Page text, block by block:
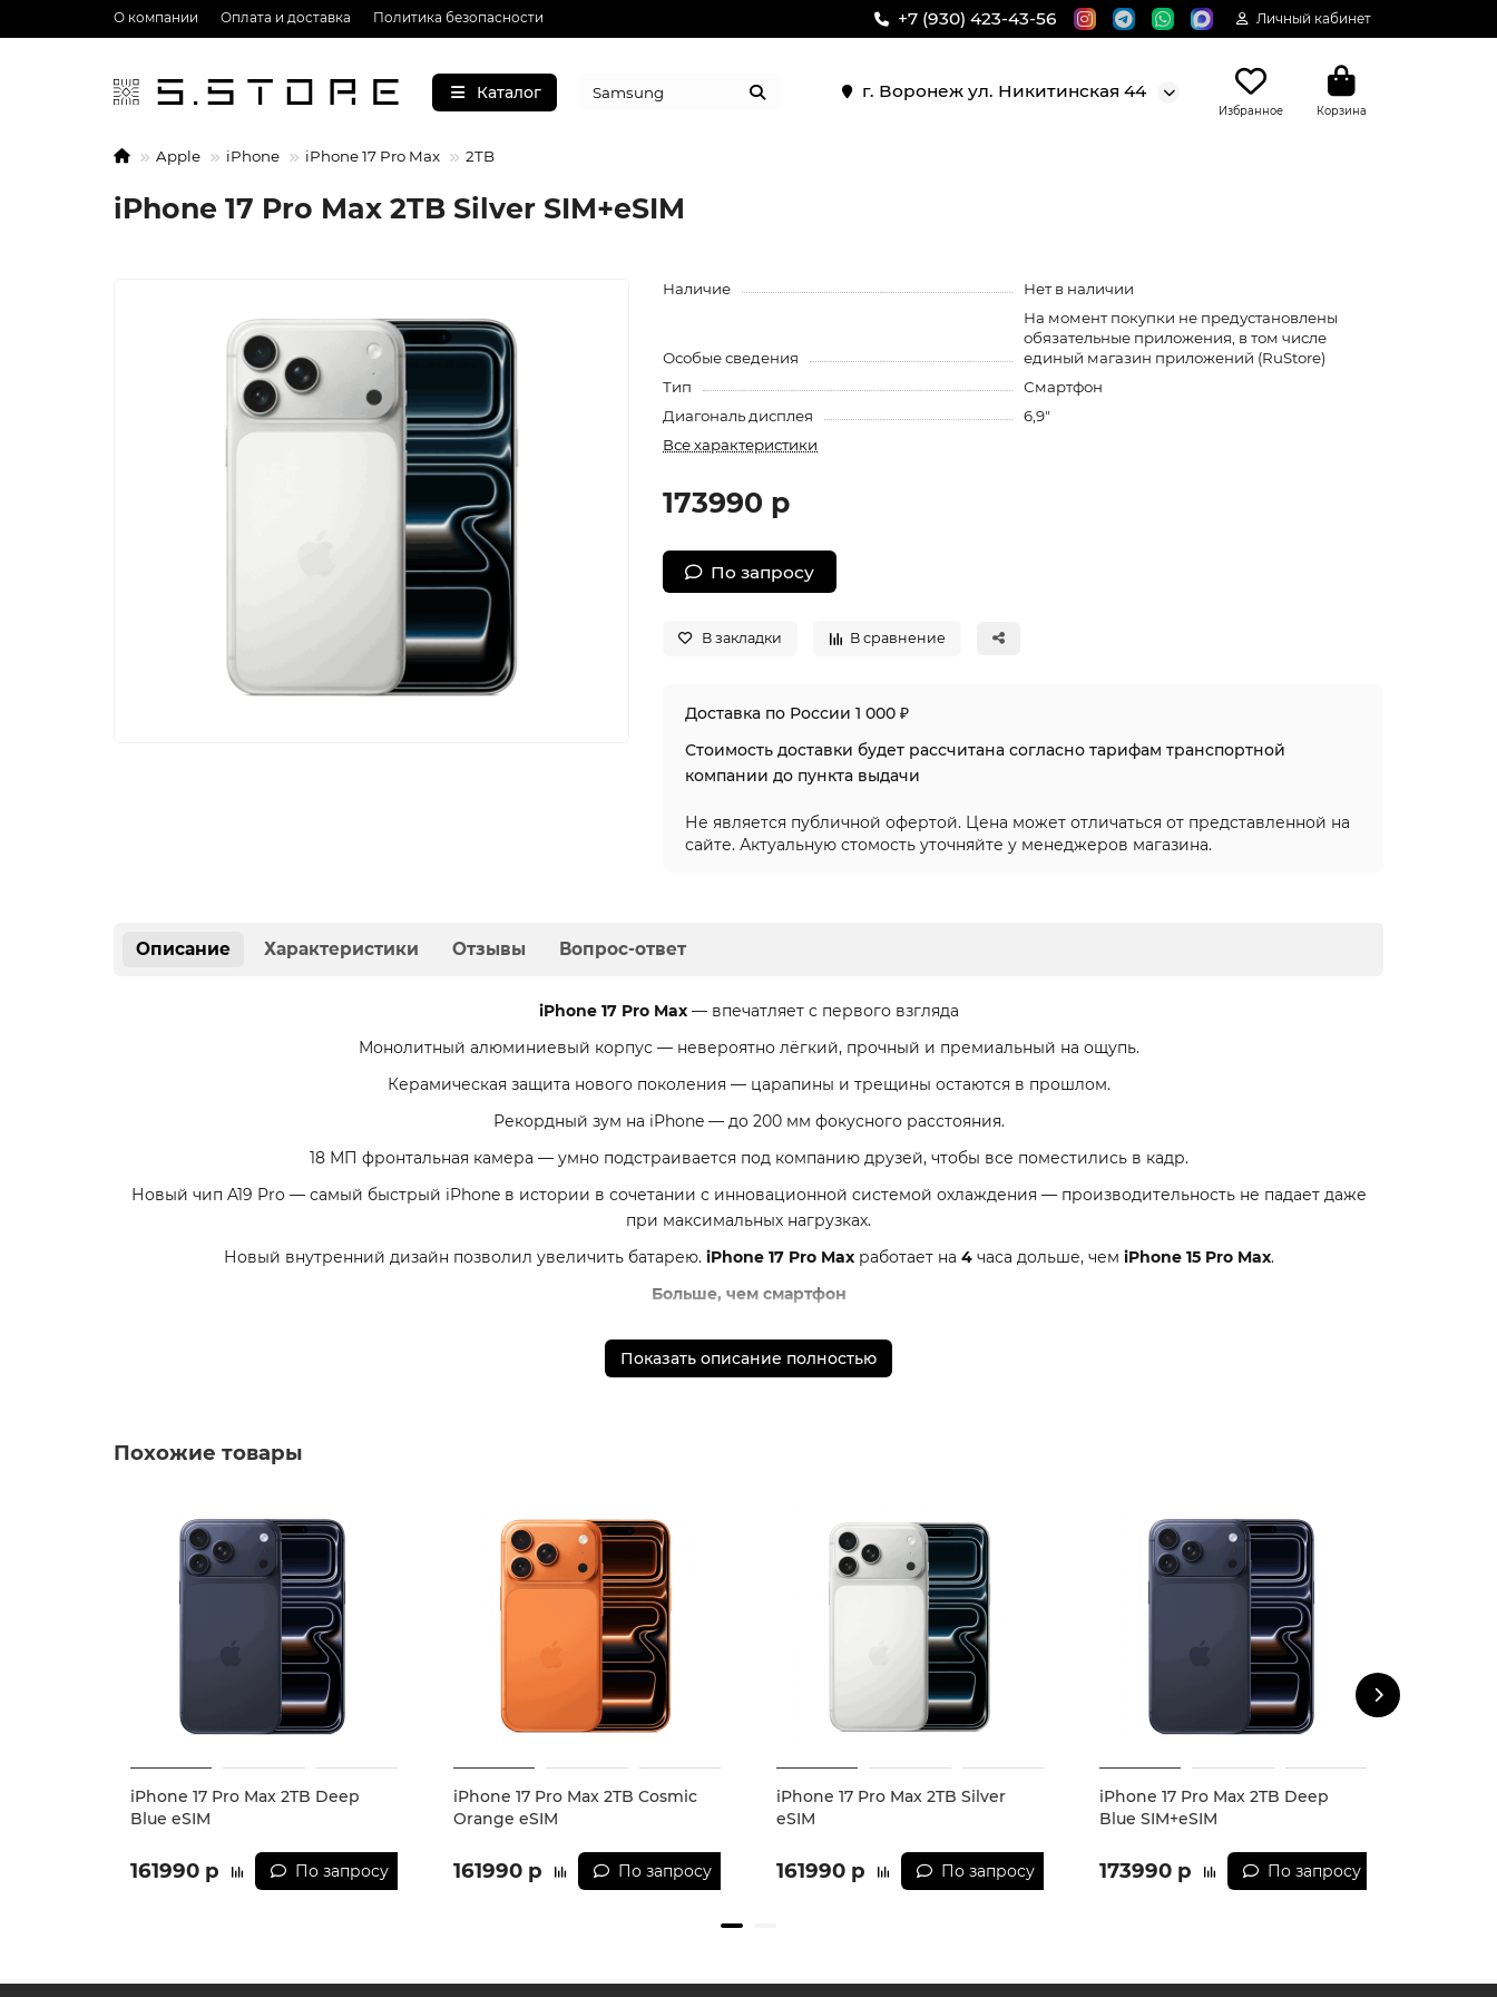
О компании Оплата и доставка Политика безопасности +7 (930) 423-43-56 Личный кабинет
Каталог г. Воронеж ул. Никитинская 44
Избранное Корзина
Apple iPhone iPhone 17 Pro Max 2TB
iPhone 17 Pro Max 2TB Silver SIM+eSIM
Наличие Нет в наличии
Особые сведения
На момент покупки не предустановлены
обязательные приложения, в том числе
единый магазин приложений (RuStore)
Тип
Смартфон
Диагональ дисплея
6,9"
Все характеристики
173990 р
По запросу
В закладки В сравнение
Доставка по России 1 000 ₽
Стоимость доставки будет рассчитана согласно тарифам транспортной
компании до пункта выдачи
Не является публичной офертой. Цена может отличаться от представленной на
сайте. Актуальную стомость уточняйте у менеджеров магазина.
Описание Характеристики Отзывы Вопрос-ответ
iPhone 17 Pro Max— впечатляет с первого взгляда
Монолитный алюминиевый корпус — невероятно лёгкий, прочный и премиальный на ощупь.
Керамическая защита нового поколения — царапины и трещины остаются в прошлом.
Рекордный зум на iPhone — до 200 мм фокусного расстояния.
18 МП фронтальная камера — умно подстраивается под компанию друзей, чтобы все поместились в кадр.
Новый чип A19 Pro — самый быстрый iPhone в истории в сочетании с инновационной системой охлаждения — производительность не падает даже
при максимальных нагрузках.
Новый внутренний дизайн позволил увеличить батарею. iPhone 17 Pro Maxработает на 4часа дольше, чем iPhone 15 Pro Max.
Больше, чем смартфон
* - Актуальную стоимость и наличие товара, а также порядок доставки и оплаты необходимо уточнять у менеджеров магазина.
Показать описание полностью
Похожие товары
iPhone 17 Pro Max 2TB Deep
Blue eSIM
161990 р По запросу
iPhone 17 Pro Max 2TB Cosmic
Orange eSIM
161990 р По запросу
iPhone 17 Pro Max 2TB Silver
eSIM
161990 р По запросу
iPhone 17 Pro Max 2TB Deep
Blue SIM+eSIM
173990 р По запросу